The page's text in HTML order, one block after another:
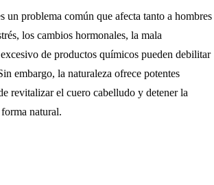
un problema común que afecta tanto a hombres
los cambios hormonales, la mala
de productos químicos pueden debilitar
embargo, la naturaleza ofrece potentes
revitalizar el cuero cabelludo y detener la
natural.